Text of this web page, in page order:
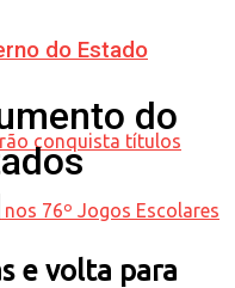
do Estado
do
e volta para